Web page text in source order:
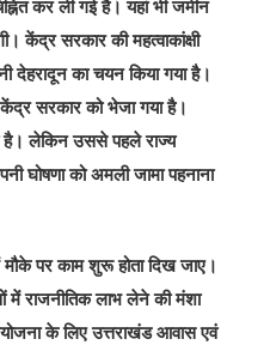
कर ली गई है। यहां भी जमीन
केंद्र सरकार की महत्वाकांक्षी
देहरादून का चयन किया गया है।
केंद्र सरकार को भेजा गया है।
है। लेकिन उससे पहले राज्य
घोषणा को अमली जामा पहनाना
पर काम शुरू होता दिख जाए।
में राजनीतिक लाभ लेने की मंशा
के लिए उत्तराखंड आवास एवं